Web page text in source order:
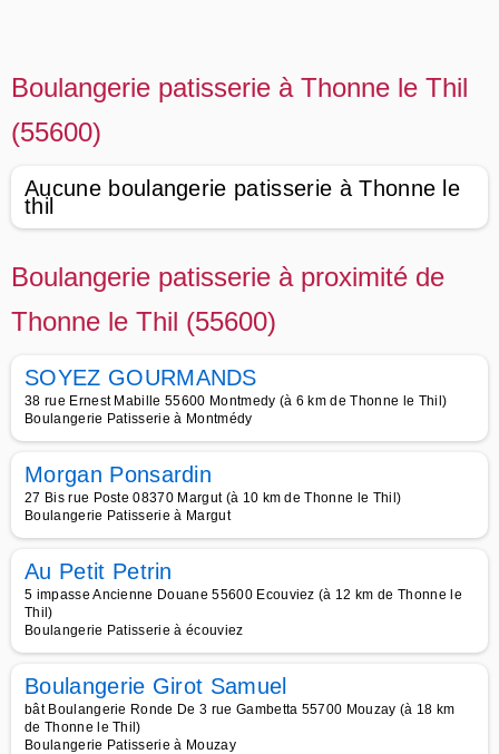
Boulangerie patisserie à Thonne le Thil
(55600)
Aucune boulangerie patisserie à Thonne le
thil
Boulangerie patisserie à proximité de
Thonne le Thil (55600)
SOYEZ GOURMANDS
38 rue Ernest Mabille 55600 Montmedy (à 6 km de Thonne le Thil)
Boulangerie Patisserie à Montmédy
Morgan Ponsardin
27 Bis rue Poste 08370 Margut (à 10 km de Thonne le Thil)
Boulangerie Patisserie à Margut
Au Petit Petrin
5 impasse Ancienne Douane 55600 Ecouviez (à 12 km de Thonne le
Thil)
Boulangerie Patisserie à écouviez
Boulangerie Girot Samuel
bât Boulangerie Ronde De 3 rue Gambetta 55700 Mouzay (à 18 km
de Thonne le Thil)
Boulangerie Patisserie à Mouzay